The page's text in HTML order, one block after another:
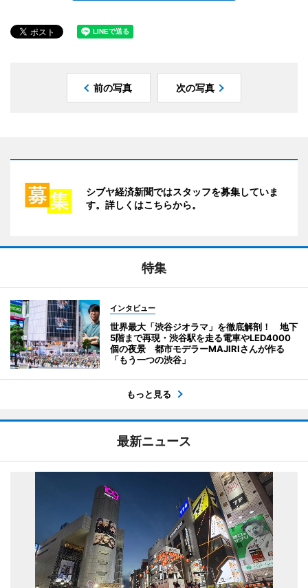
前の写真 次の写真
シブヤ経済新聞ではスタッフを募集していま
す。詳しくはこちらから。
特集
インタビュー
世界最大「渋谷ジオラマ」を徹底解剖！ 地下
5階まで再現・渋谷駅を走る電車やLED4000
個の夜景 都市モデラーMAJIRIさんが作る
「もう一つの渋谷」
もっと見る
最新ニュース